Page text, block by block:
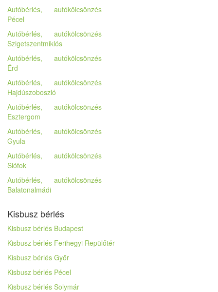
Autóbérlés, autókölcsönzés
Pécel
Autóbérlés, autókölcsönzés
Szigetszentmiklós
Autóbérlés, autókölcsönzés
Érd
Autóbérlés, autókölcsönzés
Hajdúszoboszló
Autóbérlés, autókölcsönzés
Esztergom
Autóbérlés, autókölcsönzés
Gyula
Autóbérlés, autókölcsönzés
Siófok
Autóbérlés, autókölcsönzés
Balatonalmádi
Kisbusz bérlés
Kisbusz bérlés Budapest
Kisbusz bérlés Ferihegyi Repülőtér
Kisbusz bérlés Győr
Kisbusz bérlés Pécel
Kisbusz bérlés Solymár